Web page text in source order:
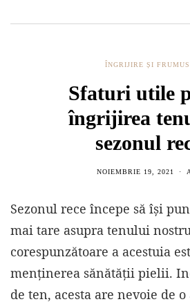
ÎNGRIJIRE ȘI
Sfaturi utile
îngrijirea
sezonul
NOIEMBRIE 19, 2021
Sezonul rece începe să îşi
mai tare asupra tenului
corespunzătoare a acestuia
menținerea sănătății pielii.
de ten, acesta are nevoie de